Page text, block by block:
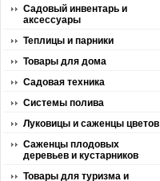
Садовый инвентарь и
аксессуары
Теплицы и парники
Товары для дома
Садовая техника
Системы полива
Луковицы и саженцы цветов
Саженцы плодовых
деревьев и кустарников
Товары для туризма и